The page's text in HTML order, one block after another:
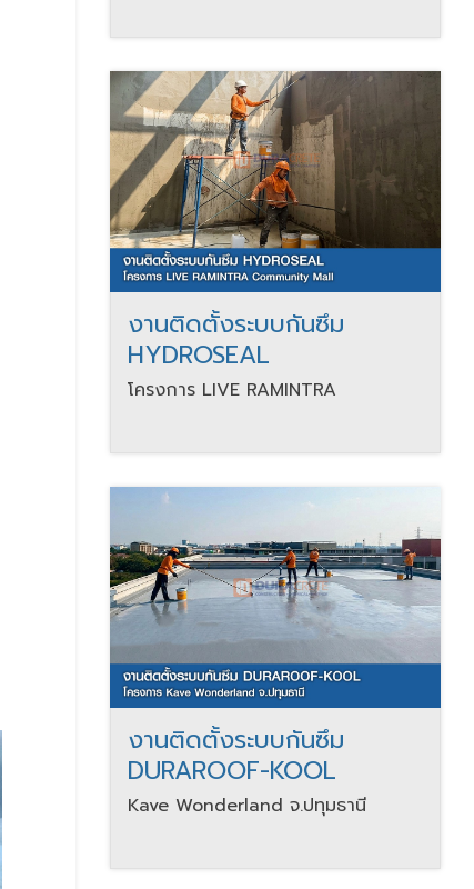
งานติดตั้งระบบกันซึม
HYDROSEAL
โครงการ LIVE RAMINTRA
งานติดตั้งระบบกันซึม
DURAROOF-KOOL
Kave Wonderland จ.ปทุมธานี